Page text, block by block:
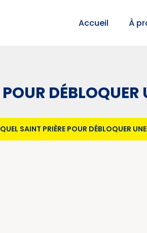
Accueil À
QUEL SAINT PRIÈRE POUR DÉBLOQUER